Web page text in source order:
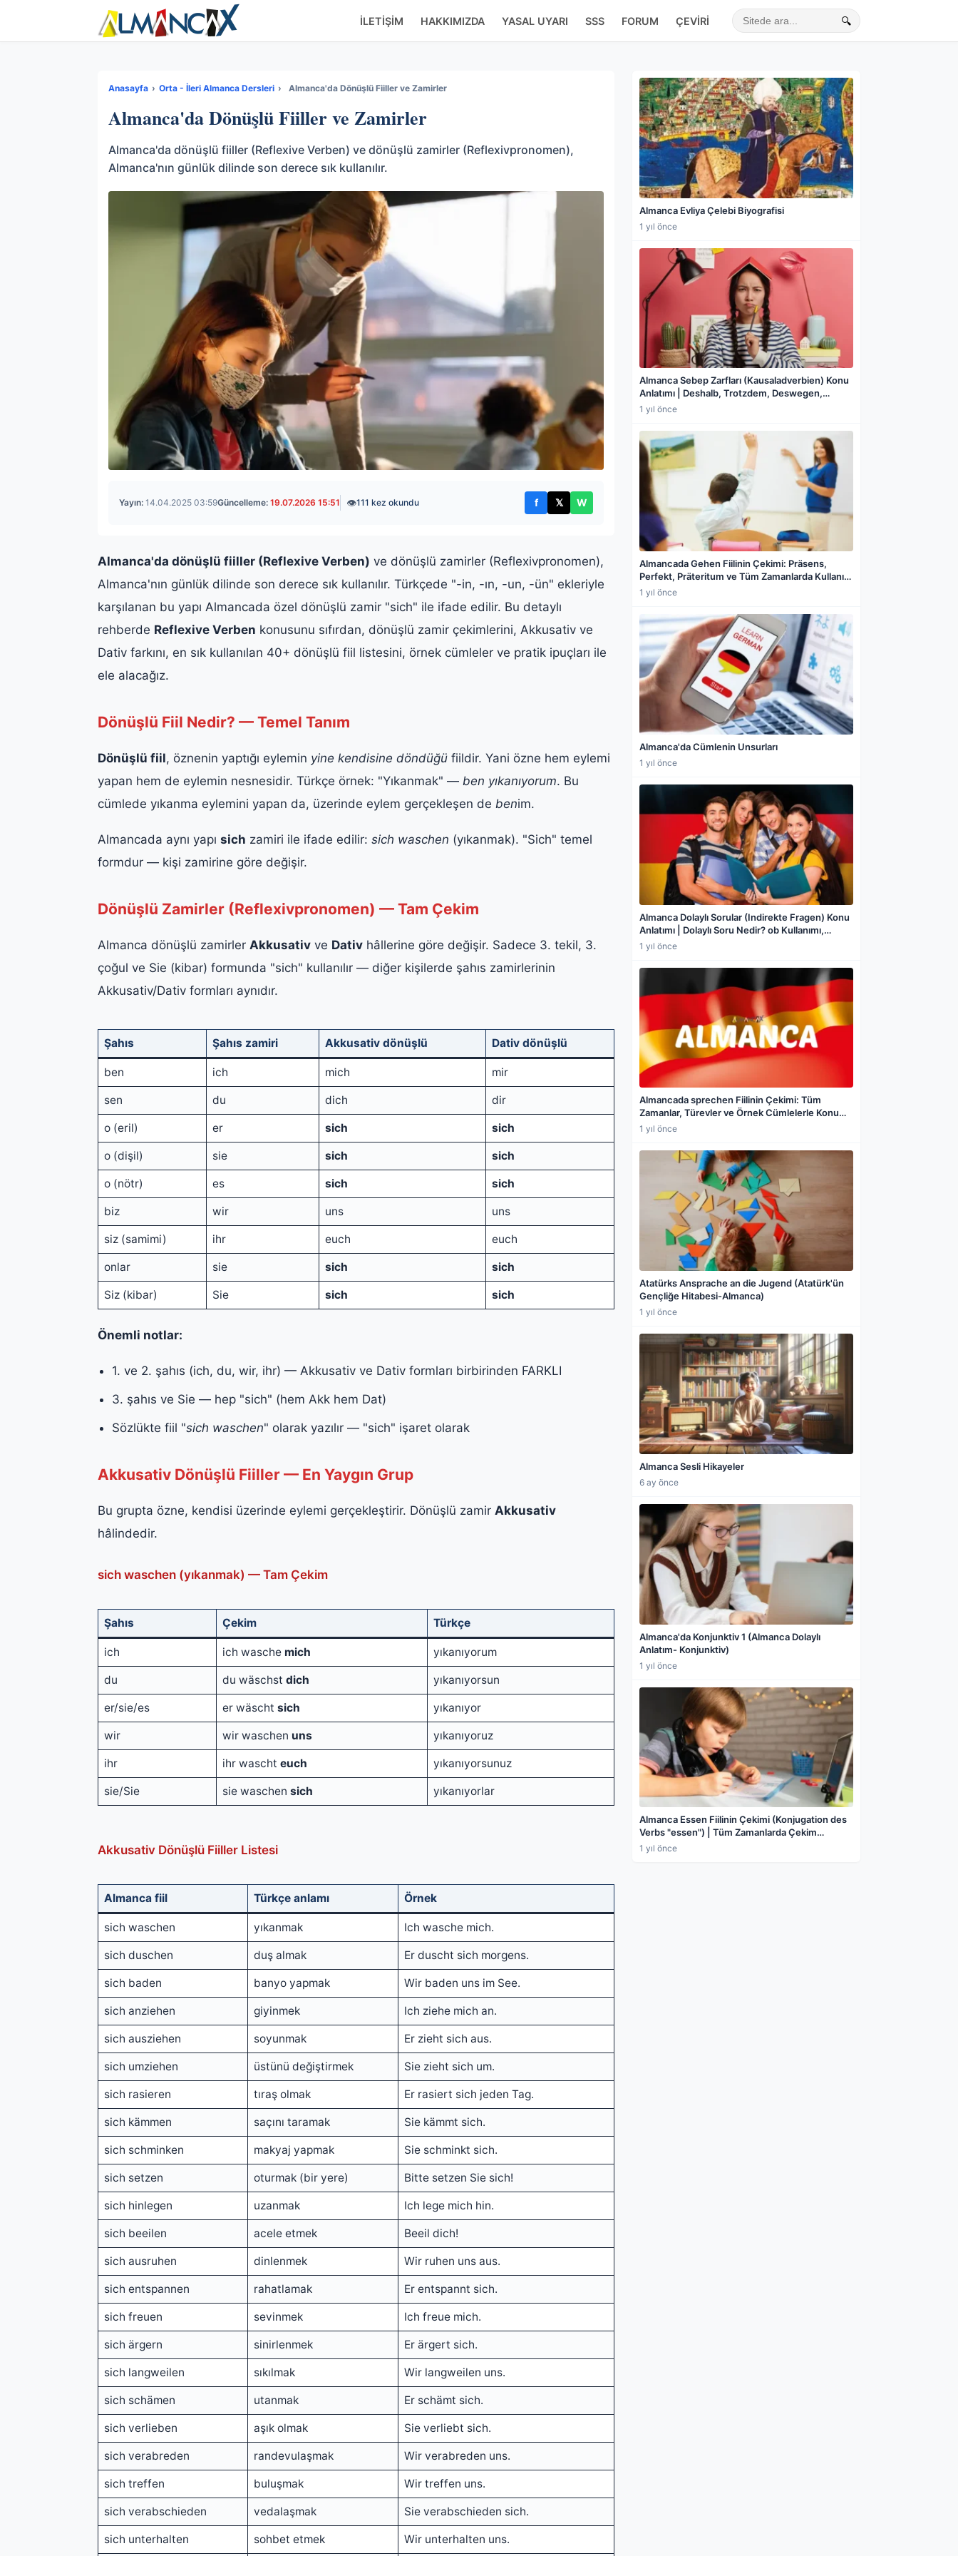
İLETIŞIM HAKKIMIZDA YASAL UYARI SSS FORUM ÇEVIRI
Sitede ara
🔍
Anasayfa › Orta - İleri Almanca Dersleri › Almanca'da Dönüşlü Fiiller ve Zamirler
Almanca'da Dönüşlü Fiiller ve Zamirler
Almanca'da dönüşlü fiiller (Reflexive Verben) ve dönüşlü zamirler (Reflexivpronomen),
Almanca'nın günlük dilinde son derece sık kullanılır.
Yayın: 14.04.2025 03:59Güncelleme: 19.07.2026 15:51 👁111 kez okundu
Facebook'ta paylaş
f
X'te paylaş
𝕏
WhatsApp'ta paylaş
W
Almanca'da dönüşlü fiiller (Reflexive Verben) ve dönüşlü zamirler (Reflexivpronomen),
Almanca'nın günlük dilinde son derece sık kullanılır. Türkçede "-in, -ın, -un, -ün" ekleriyle
karşılanan bu yapı Almancada özel dönüşlü zamir "sich" ile ifade edilir. Bu detaylı
rehberde Reflexive Verben konusunu sıfırdan, dönüşlü zamir çekimlerini, Akkusativ ve
Dativ farkını, en sık kullanılan 40+ dönüşlü fiil listesini, örnek cümleler ve pratik ipuçları ile
ele alacağız.
Dönüşlü Fiil Nedir? — Temel Tanım
Dönüşlü fiil, öznenin yaptığı eylemin yine kendisine döndüğü fiildir. Yani özne hem eylemi
yapan hem de eylemin nesnesidir. Türkçe örnek: "Yıkanmak" — ben yıkanıyorum. Bu
cümlede yıkanma eylemini yapan da, üzerinde eylem gerçekleşen de benim.
Almancada aynı yapı sich zamiri ile ifade edilir: sich waschen (yıkanmak). "Sich" temel
formdur — kişi zamirine göre değişir.
Dönüşlü Zamirler (Reflexivpronomen) — Tam Çekim
Almanca dönüşlü zamirler Akkusativ ve Dativ hâllerine göre değişir. Sadece 3. tekil, 3.
çoğul ve Sie (kibar) formunda "sich" kullanılır — diğer kişilerde şahıs zamirlerinin
Akkusativ/Dativ formları aynıdır.
Şahıs Şahıs zamiri Akkusativ dönüşlü Dativ dönüşlü
ben ich mich mir
sen du dich dir
o (eril) er sich sich
o (dişil) sie sich sich
o (nötr) es sich sich
biz wir uns uns
siz (samimi) ihr euch euch
onlar sie sich sich
Siz (kibar) Sie sich sich
Önemli notlar:
1. ve 2. şahıs (ich, du, wir, ihr) — Akkusativ ve Dativ formları birbirinden FARKLI
3. şahıs ve Sie — hep "sich" (hem Akk hem Dat)
Sözlükte fiil "sich waschen" olarak yazılır — "sich" işaret olarak
Akkusativ Dönüşlü Fiiller — En Yaygın Grup
Bu grupta özne, kendisi üzerinde eylemi gerçekleştirir. Dönüşlü zamir Akkusativ
hâlindedir.
sich waschen (yıkanmak) — Tam Çekim
Şahıs Çekim Türkçe
ich ich wasche mich yıkanıyorum
du du wäschst dich yıkanıyorsun
er/sie/es er wäscht sich yıkanıyor
wir wir waschen uns yıkanıyoruz
ihr ihr wascht euch yıkanıyorsunuz
sie/Sie sie waschen sich yıkanıyorlar
Akkusativ Dönüşlü Fiiller Listesi
Almanca fiil Türkçe anlamı Örnek
sich waschen yıkanmak Ich wasche mich.
sich duschen duş almak Er duscht sich morgens.
sich baden banyo yapmak Wir baden uns im See.
sich anziehen giyinmek Ich ziehe mich an.
sich ausziehen soyunmak Er zieht sich aus.
sich umziehen üstünü değiştirmek Sie zieht sich um.
sich rasieren tıraş olmak Er rasiert sich jeden Tag.
sich kämmen saçını taramak Sie kämmt sich.
sich schminken makyaj yapmak Sie schminkt sich.
sich setzen oturmak (bir yere) Bitte setzen Sie sich!
sich hinlegen uzanmak Ich lege mich hin.
sich beeilen acele etmek Beeil dich!
sich ausruhen dinlenmek Wir ruhen uns aus.
sich entspannen rahatlamak Er entspannt sich.
sich freuen sevinmek Ich freue mich.
sich ärgern sinirlenmek Er ärgert sich.
sich langweilen sıkılmak Wir langweilen uns.
sich schämen utanmak Er schämt sich.
sich verlieben aşık olmak Sie verliebt sich.
sich verabreden randevulaşmak Wir verabreden uns.
sich treffen buluşmak Wir treffen uns.
sich verabschieden vedalaşmak Sie verabschieden sich.
sich unterhalten sohbet etmek Wir unterhalten uns.
Almanca Evliya Çelebi Biyografisi
1 yıl önce
Almanca Sebep Zarfları (Kausaladverbien) Konu
Anlatımı | Deshalb, Trotzdem, Deswegen,
Darum, Nämlich, Weil/Deshalb ve
Detaylı Rehber
1 yıl önce
Almancada Gehen Fiilinin Çekimi: Präsens,
Perfekt, Präteritum ve Tüm Zamanlarda Kullanım
Kılavuzu
1 yıl önce
Almanca'da Cümlenin Unsurları
1 yıl önce
Almanca Dolaylı Sorular (Indirekte Fragen) Konu
Anlatımı | Dolaylı Soru Nedir? ob Kullanımı,
Cümle Yapısı, Direkt Sorudan Farkı ve Örnekler
1 yıl önce
Almancada sprechen Fiilinin Çekimi: Tüm
Zamanlar, Türevler ve Örnek Cümlelerle Konu
Anlatımı
1 yıl önce
Atatürks Ansprache an die Jugend (Atatürk'ün
Gençliğe Hitabesi-Almanca)
1 yıl önce
Almanca Sesli Hikayeler
6 ay önce
Almanca'da Konjunktiv 1 (Almanca Dolaylı
Anlatım- Konjunktiv)
1 yıl önce
Almanca Essen Fiilinin Çekimi (Konjugation des
Verbs "essen") | Tüm Zamanlarda Çekim
Tabloları, Düzensiz Kök Değişimi, Präsens,
1 yıl önce